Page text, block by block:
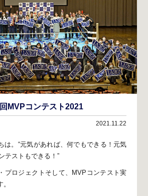
MVPコンテスト2021
2021.11.22
は。 “元気があれば、何でもできる！ 元気
テストもできる！”
プロジェクト そして、MVPコンテスト実